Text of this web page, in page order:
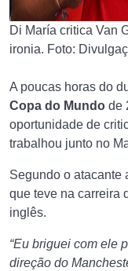
Di María critica Van
ironia. Foto:
A poucas horas do
Copa do Mundo de
oportunidade de
trabalhou junto no
Segundo o atacante
que teve na carreira
inglês.
“Eu briguei com ele
direção do